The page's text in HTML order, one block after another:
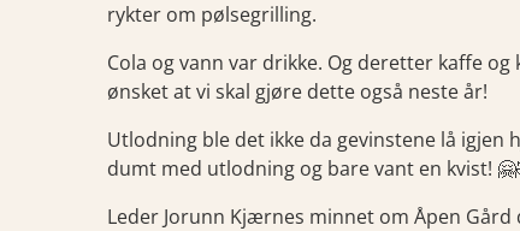
rykter om pølsegrilling.
Cola og vann var drikke. Og deretter kaffe
ønsket at vi skal gjøre dette også neste år!
Utlodning ble det ikke da gevinstene lå igjen
dumt med utlodning og bare vant en kvist!
Leder Jorunn Kjærnes minnet om Åpen